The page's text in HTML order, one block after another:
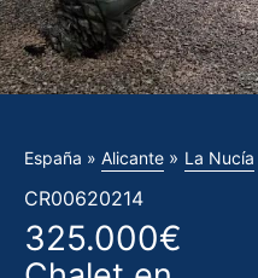
España » Alicante » La Nucía
CR00620214
325.000€